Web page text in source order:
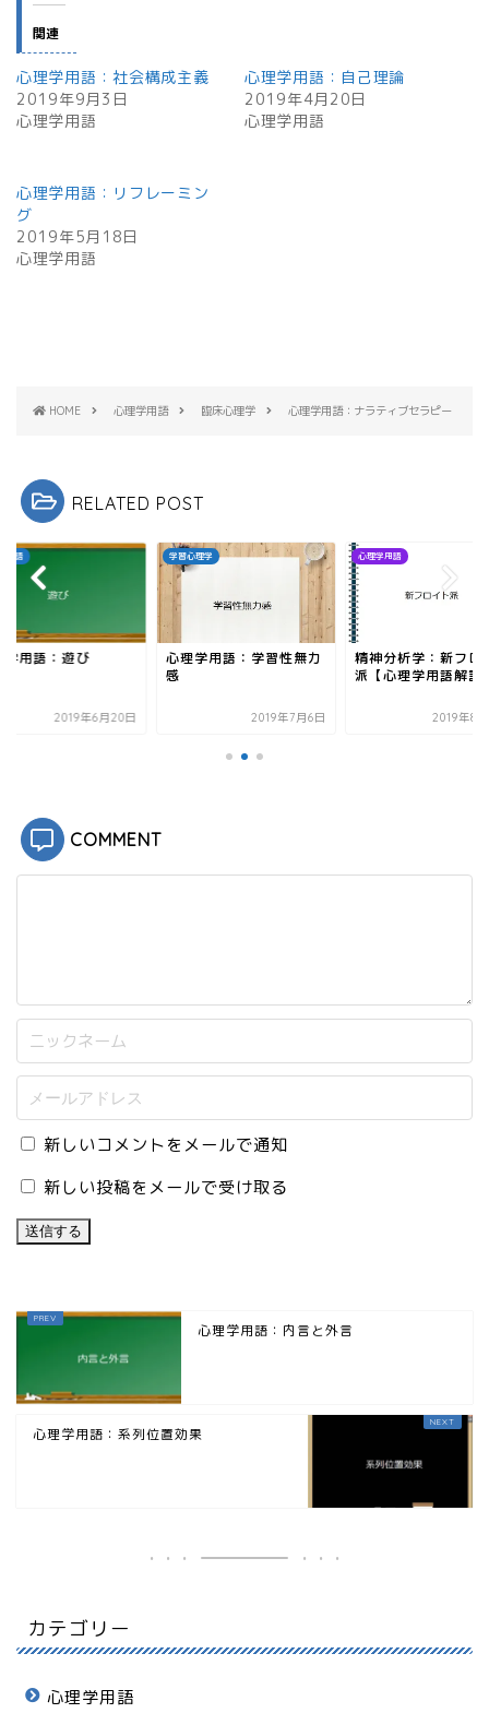
w
i
t
t
e
r
で
共
有
い
ウ
ド
ウ
で
有
す
る
に
し
て
さ
き
ま
関連
心理学用語：社会構成主義
2019年9月3日
心理学用語
心理学用語：自己理論
2019年4月20日
心理学用語
心理学用語：リフレーミン
グ
2019年5月18日
心理学用語
HOME 心理学用語 臨床心理学 心理学用語：ナラティブセラピー
RELATED POST
用語
学用語：遊び
2019年6月20日
学習心理学
心理学用語：学習性無力
感
2019年7月6日
心理学用語
精神分析学：新フロ
派【心理学用語解説
2019年8
COMMENT
新しいコメントをメールで通知
新しい投稿をメールで受け取る
心理学用語：内言と外言
心理学用語：系列位置効果
カテゴリー
心理学用語